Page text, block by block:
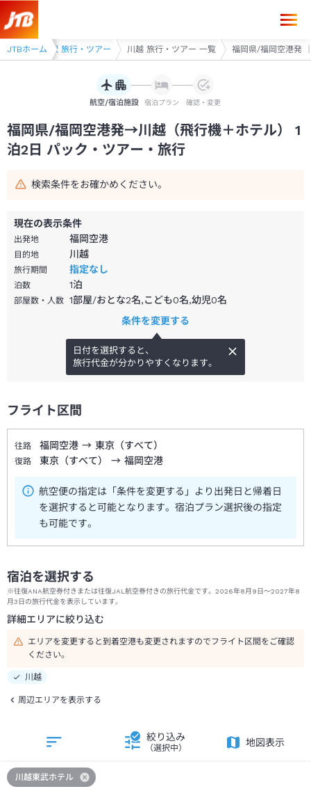
JTBホーム
川越・所沢 旅行・ツアー 川越 旅行・ツアー 一覧 福岡県/福岡空港発
航空/宿泊施設 宿泊プラン 確認・変更
福岡県/福岡空港発→川越（飛行機＋ホテル） 1
泊2日 パック・ツアー・旅行
検索条件をお確かめください。
現在の表示条件
出発地 福岡空港
目的地 川越
旅行期間 指定なし
泊数 1泊
部屋数・人数 1部屋/おとな2名,こども0名,幼児0名
条件を変更する
日付を選択すると、
旅行代金が分かりやすくなります。
フライト区間
往路 福岡空港 → 東京（すべて）
復路 東京（すべて） → 福岡空港
航空便の指定は「条件を変更する」より出発日と帰着日
を選択すると可能となります。宿泊プラン選択後の指定
も可能です。
宿泊を選択する
※往復ANA航空券付きまたは往復JAL航空券付きの旅行代金です。2026年8月9日～2027年8
月3日の旅行代金を表示しています。
詳細エリアに絞り込む
エリアを変更すると到着空港も変更されますのでフライト区間をご確認
ください。
川越
周辺エリアを表示する
絞り込み
（選択中）
地図表示
川越東武ホテル